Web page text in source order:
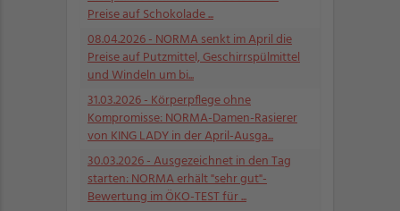
Preise auf Schokolade ...
08.04.2026- NORMA senkt im April die
Preise auf Putzmittel, Geschirrspülmittel
und Windeln um bi...
31.03.2026- Körperpflege ohne
Kompromisse: NORMA-Damen-Rasierer
von KING LADY in der April-Ausga...
30.03.2026- Ausgezeichnet in den Tag
starten: NORMA erhält "sehr gut"-
Bewertung im ÖKO-TEST für ...